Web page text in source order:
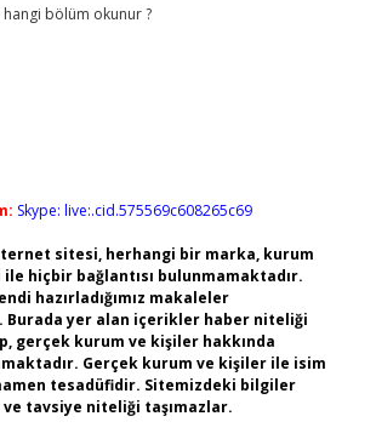
bölüm okunur ?
Skype: live:.cid.575569c608265c69
sitesi, herhangi bir marka, kurum
hiçbir bağlantısı bulunmamaktadır.
hazırladığımız makaleler
Burada yer alan içerikler haber niteliği
gerçek kurum ve kişiler hakkında
Gerçek kurum ve kişiler ile isim
tesadüfidir. Sitemizdeki bilgiler
tavsiye niteliği taşımazlar.